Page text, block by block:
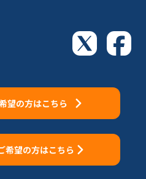
望の方はこちら
希望の方はこちら